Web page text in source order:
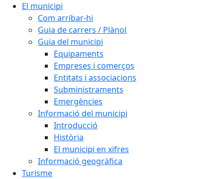
El municipi
Com arribar-hi
Guia de carrers / Plànol
Guia del municipi
Equipaments
Empreses i comerços
Entitats i associacions
Subministraments
Emergències
Informació del municipi
Introducció
Història
El municipi en xifres
Informació geogràfica
Turisme